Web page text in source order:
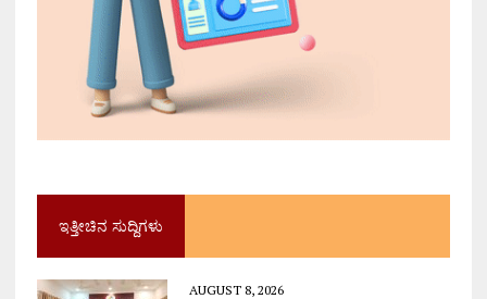
ಇತ್ತೀಚಿನ ಸುದ್ದಿಗಳು
AUGUST 8, 2026